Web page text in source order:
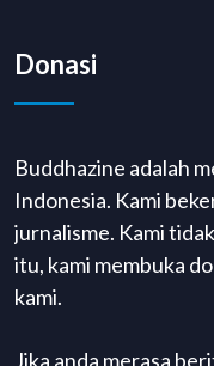
Donasi
Buddhazine adalah
Indonesia. Kami
jurnalisme. Kami
itu, kami membuka
kami.
Jika anda merasa